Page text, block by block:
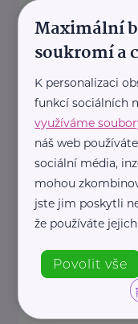
Jsme jediná
adoptivní rodiny.
Tvoříme
rodičů, která
https://
+420 724 943
Nadační fond
Sezimova 3 Praha
Maximální
soukromí a
K personalizaci
funkcí sociálních
využíváme
náš web
sociální média,
mohou
jste jim poskytli
že používáte
Povolit vše